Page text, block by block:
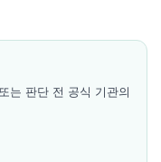
는 판단 전 공식 기관의